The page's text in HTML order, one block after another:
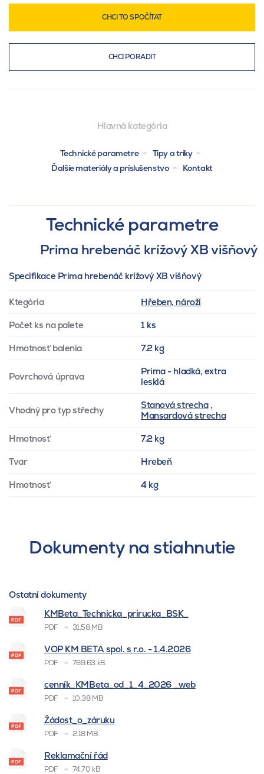
CHCI TO SPOČÍTAT
CHCI PORADIT
Hlavná kategória
Technické parametre
Tipy a triky
Ďalšie materiály a príslušenstvo
Kontakt
Technické parametre
Prima hrebenáč krížový XB višňový
Specifikace Prima hrebenáč krížový XB višňový
Ktegória Hřeben, nároží
Počet ks na palete 1 ks
Hmotnosť balenia 7.2 kg
Povrchová úprava
Prima - hladká, extra
lesklá
Vhodný pro typ střechy Stanová strecha,
Mansardová strecha
Hmotnosť 7.2 kg
Tvar Hrebeň
Hmotnosť 4 kg
Dokumenty na stiahnutie
Ostatní dokumenty
KMBeta_Technicka_prirucka_BSK_
PDF 31.58 MB
VOP KM BETA spol. s r.o. - 1.4.2026
PDF 769.63 kB
cenník_KMBeta_od_1_4_2026 _web
PDF 10.38 MB
Žádost_o_záruku
PDF 2.18 MB
Reklamační řád
PDF 74.70 kB